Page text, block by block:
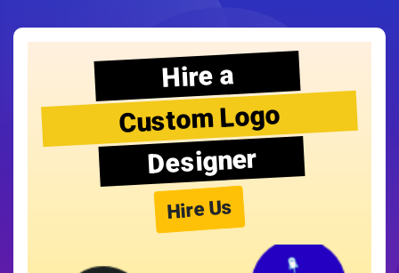
Hire a
Custom Logo
Designer
Hire Us